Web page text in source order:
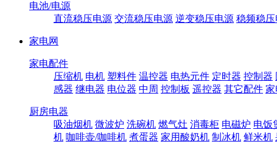
电池/电源
直流稳压电源 交流稳压电源 逆变稳压电源 稳频稳
家电网
家电配件
压缩机 电机 塑料件 温控器 电热元件 定时器 控制器
感器 继电器 电位器 中周 控制板 遥控器 其它配件 家
厨房电器
吸油烟机 微波炉 洗碗机 燃气灶 消毒柜 电磁炉 电饭
机 咖啡壶/咖啡机 煮蛋器 家用酸奶机 制冰机 鲜米机